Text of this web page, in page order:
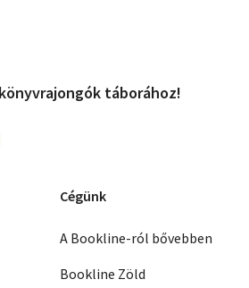
táborához!
Cégünk
A Bookline-ról bővebben
Bookline Zöld